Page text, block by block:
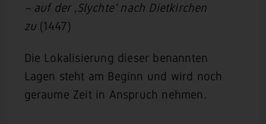
– auf der ‚Slychte‘ nach Dietkirchen
zu(1447)
Die Lokalisierung dieser benannten
Lagen steht am Beginn und wird noch
geraume Zeit in Anspruch nehmen.